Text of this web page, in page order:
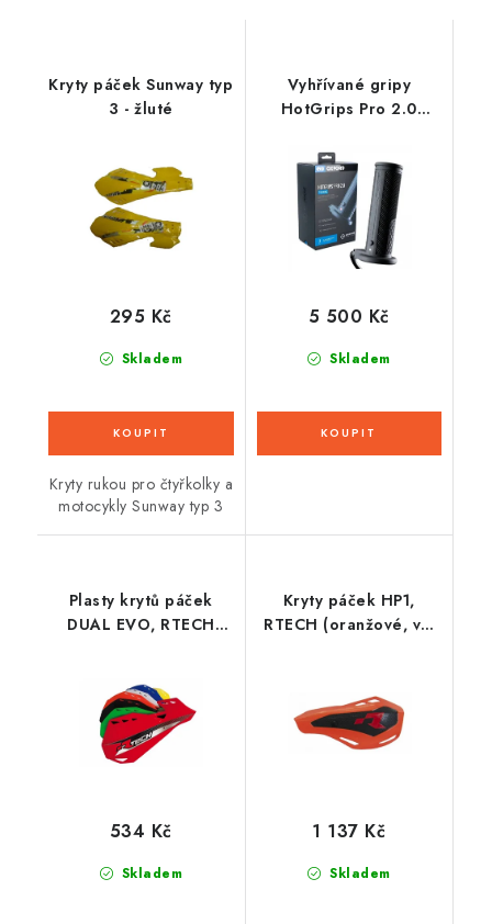
Kryty páček Sunway typ
3 - žluté
Skladem
295 Kč
Kryty rukou pro čtyřkolky a
motocykly Sunway typ 3
Vyhřívané gripy
HotGrips Pro 2.0
(integrované ovládání)
Skladem
5 500 Kč
Plasty krytů páček
DUAL EVO, RTECH
Skladem
534 Kč
Kryty páček HP1,
RTECH (oranžové, vč.
Skladem
1 137 Kč